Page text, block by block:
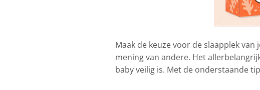
Maak de keuze voor de slaapplek
mening van andere. Het
baby veilig is. Met de onderstaande